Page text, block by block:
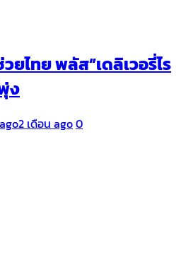
ยไทย พลัส”เดลิเวอรี่ไร
ง
2 เดือน ago0